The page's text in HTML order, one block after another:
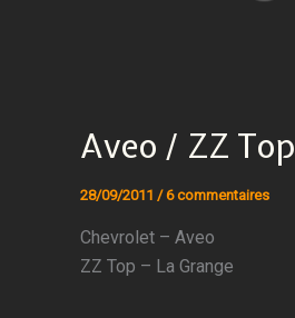
Aveo / ZZ Top
28/09/2011 /6 commentaires
Chevrolet – Aveo
ZZ Top – La Grange